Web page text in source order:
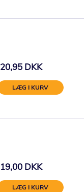
20,95 DKK
LÆG I KURV
19,00 DKK
LÆG I KURV